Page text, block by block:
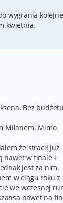
wygrania
kwietnia.
Bez
Milanem. Mimo
że stracił już
nawet w finale +
jest za nim.
w ciągu roku z
we wczesnej
nawet na